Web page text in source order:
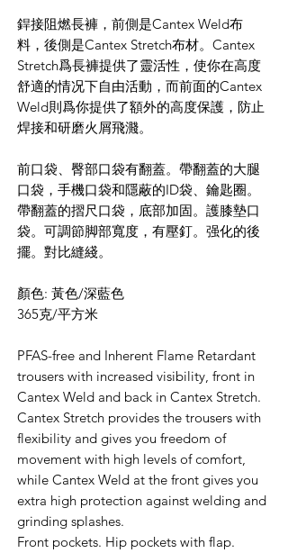
銲接阻燃長褲，前側是Cantex Weld布
料 ，後側是Cantex Stretch布材。 Cantex
Stretch爲長褲提供了靈活性，使你在高度
舒適的情况下自由活動，而前面的Cantex
Weld則爲你提供了額外的高度保護，防止
焊接和研磨火屑飛濺。
前口袋、臀部口袋有翻蓋。帶翻蓋的大腿
口袋，手機口袋和隱蔽的ID袋、鑰匙圈。
帶翻蓋的摺尺口袋，底部加固。 護膝墊口
袋。可調節脚部寬度，有壓釘。强化的後
擺。對比縫綫。
顏色: 黃色/深藍色
365克/平方米
PFAS-free and Inherent Flame Retardant
trousers with increased visibility, front in
Cantex Weld and back in Cantex Stretch.
Cantex Stretch provides the trousers with
flexibility and gives you freedom of
movement with high levels of comfort,
while Cantex Weld at the front gives you
extra high protection against welding and
grinding splashes.
Front pockets. Hip pockets with flap.